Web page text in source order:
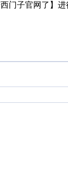
子官网了】